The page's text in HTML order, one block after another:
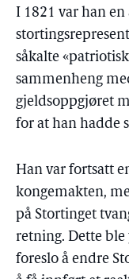
I 1821 var han en
såkalte
sammenheng
gjeldsoppgjøret
for at han hadde
Han var fortsatt
kongemakten,
på Stortinget
retning. Dette
foreslo å endre